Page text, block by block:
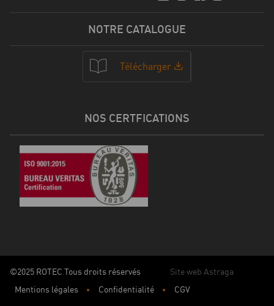
NOTRE CATALOGUE
Télécharger
NOS CERTFICATIONS
©2025 ROTEC Tous droits réservés
Site web Astraga
Mentions légales
Confidentialité CGV